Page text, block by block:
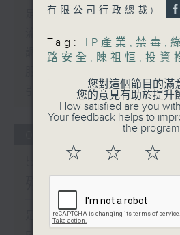
足本 Full (HKT
流動圖書館使用人數參
調查康文署三項圖書館
引》執行情況調查結果
06/08/2026
5歲男童被虐致
足本 Full (HKT
有限公司行政總裁)
Tag: IP產業 , 禁毒 ,
路安全 , 陳祖恒 , 投資
您對這個節目的滿
您的意見有助於提升
How satisfied are you
Your feedback helps to
the
☆ ☆ ☆